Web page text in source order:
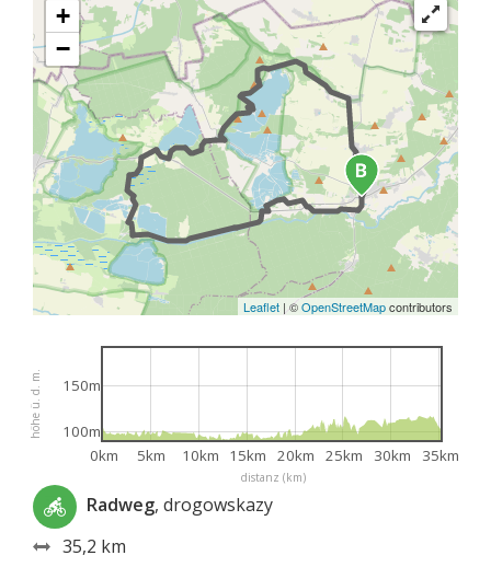
+
−
Leaflet | ©OpenStreetMapcontributors
distanz (km)
höhe ü. d. m.
0km 5km 10km 15km 20km 25km 30km 35km
100m
150m
Radweg, drogowskazy
35,2 km